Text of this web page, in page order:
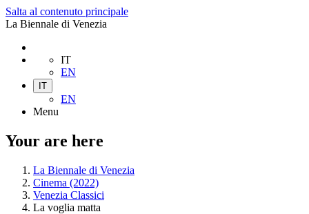
Salta al contenuto principale
La Biennale di Venezia
IT
EN
IT
EN
Menu
Your are here
La Biennale di Venezia
Cinema (2022)
Venezia Classici
La voglia matta